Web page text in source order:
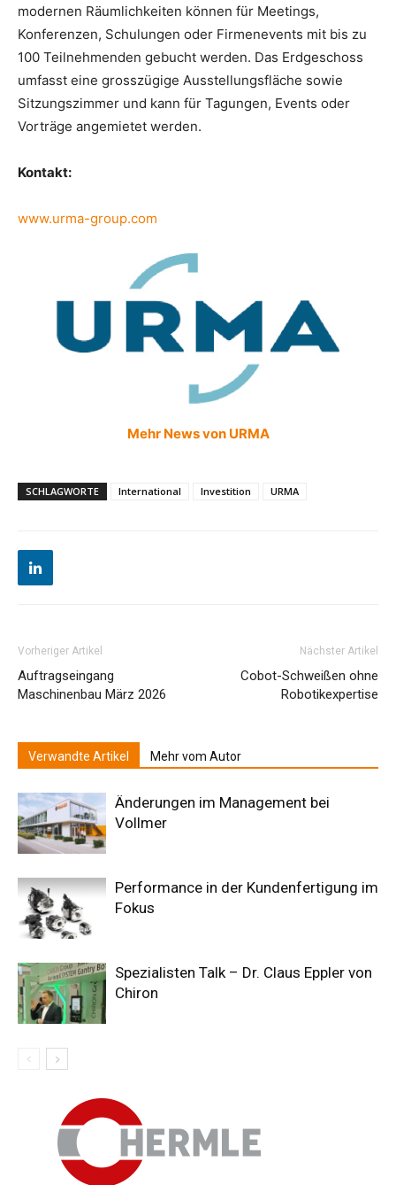
modernen Räumlichkeiten können für Meetings,
Konferenzen, Schulungen oder Firmenevents mit bis zu
100 Teilnehmenden gebucht werden. Das Erdgeschoss
umfasst eine grosszügige Ausstellungsfläche sowie
Sitzungszimmer und kann für Tagungen, Events oder
Vorträge angemietet werden.
Kontakt:
www.urma-group.com
Mehr News von URMA
SCHLAGWORTE International Investition URMA
Vorheriger Artikel
Auftragseingang
Maschinenbau März 2026
Nächster Artikel
Cobot-Schweißen ohne
Robotikexpertise
Verwandte Artikel Mehr vom Autor
Änderungen im Management bei
Vollmer
Performance in der Kundenfertigung im
Fokus
Spezialisten Talk – Dr. Claus Eppler von
Chiron